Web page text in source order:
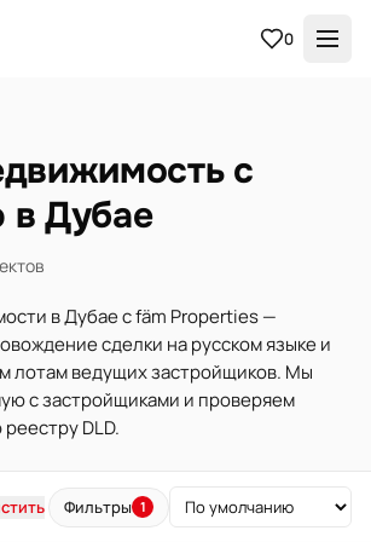
0
с
в Дубае
в Дубае с fäm Properties —
сделки на русском языке и
лотам ведущих застройщиков. Мы
с застройщиками и проверяем
DLD.
Фильтры 1